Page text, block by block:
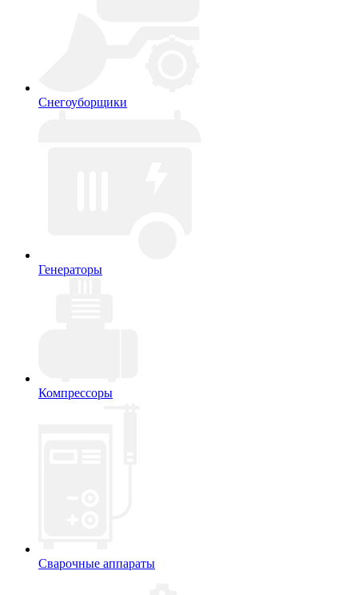
Снегоуборщики
Генераторы
Компрессоры
Сварочные аппараты